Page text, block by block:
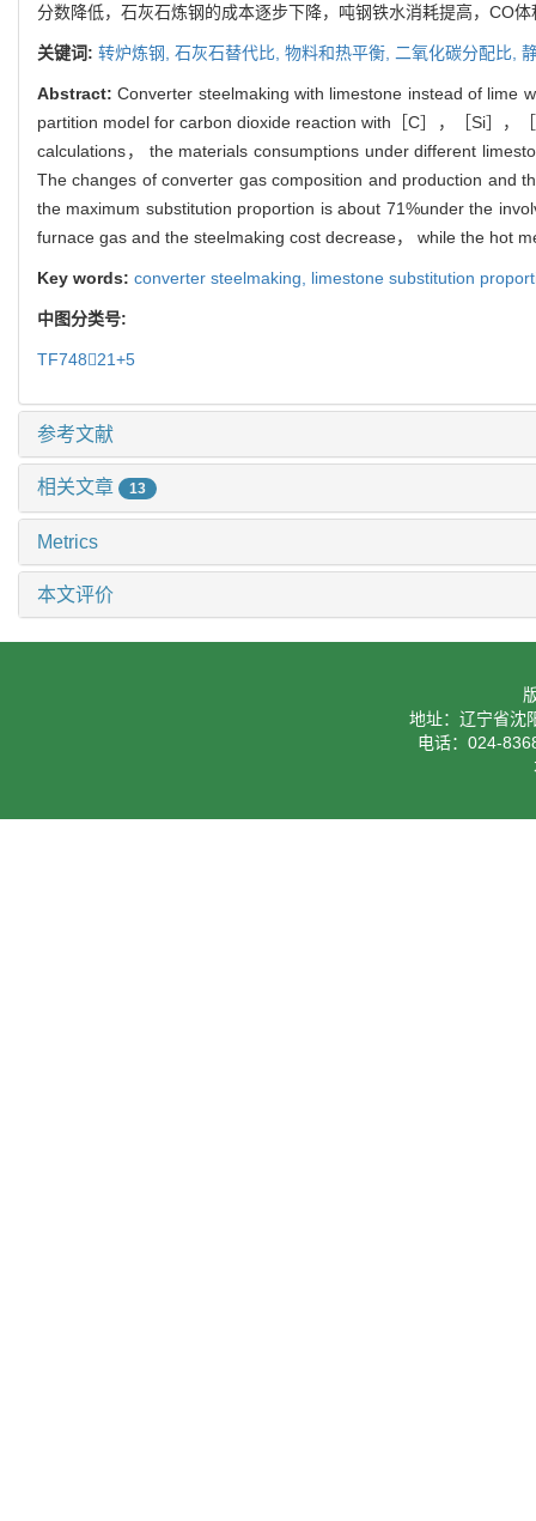
分数降低，石灰石炼钢的成本逐步下降，吨钢铁水消耗提高，CO
关键词: 转炉炼钢, 石灰石替代比, 物料和热平衡, 二氧化碳分配比,
Abstract:Converter steelmaking with limestone instead of lime
partition model for carbon dioxide reaction with［C］，［Si］，
calculations， the materials consumptions under different
The changes of converter gas composition and production and
the maximum substitution proportion is about 71%under the
furnace gas and the steelmaking cost decrease， while the hot
Key words: converter steelmaking, limestone substitution
中图分类号:
TF74821+5
参考文献
相关文章 13
Metrics
本文评价
地址：辽宁省沈
电话：024-